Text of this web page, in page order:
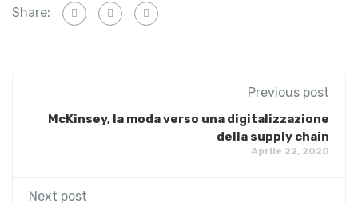
Share:
Previous post
McKinsey, la moda verso una digitalizzazione
della supply chain
Aprile 22, 2020
Next post